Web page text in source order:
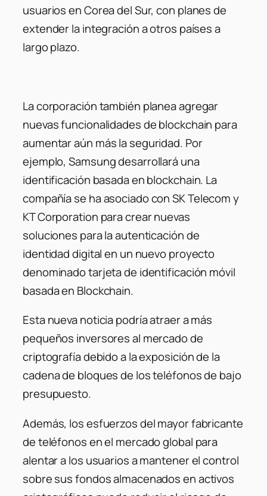
usuarios en Corea del Sur, con planes de
extender la integración a otros países a
largo plazo.
La corporación también planea agregar
nuevas funcionalidades de blockchain para
aumentar aún más la seguridad. Por
ejemplo, Samsung desarrollará una
identificación basada en blockchain. La
compañía se ha asociado con SK Telecom y
KT Corporation para crear nuevas
soluciones para la autenticación de
identidad digital en un nuevo proyecto
denominado tarjeta de identificación móvil
basada en Blockchain.
Esta nueva noticia podría atraer a más
pequeños inversores al mercado de
criptografía debido a la exposición de la
cadena de bloques de los teléfonos de bajo
presupuesto.
Además, los esfuerzos del mayor fabricante
de teléfonos en el mercado global para
alentar a los usuarios a mantener el control
sobre sus fondos almacenados en activos